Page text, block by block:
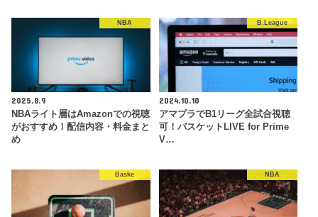
NBA
2025.8.9
NBAライト層はAmazonでの視聴
がおすすめ！配信内容・料金まと
め
B.League
2024.10.10
アマプラでB1リーグ全試合視聴
可！バスケットLIVE for Prime
V…
Baske NBA